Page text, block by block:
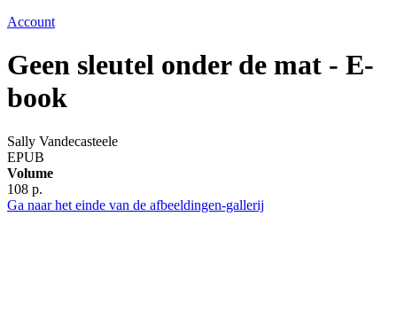
Account
Geen sleutel onder de mat - E-
book
Sally Vandecasteele
EPUB
Volume
108 p.
Ga naar het einde van de afbeeldingen-gallerij